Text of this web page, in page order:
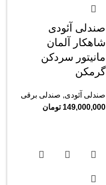
صندلی آئودی
شاهکار آلمان
مانیتور سردکن
گرمکن
صندلی آئودی, صندلی برقی
149,000,000 تومان